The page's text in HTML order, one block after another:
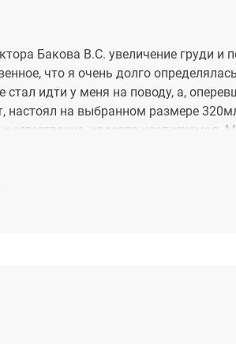
Бакова В.С. увеличение груди и
что я очень долго
стал идти у меня на поводу, а,
настоял на выбранном размере
естественно, красота неописуемая.